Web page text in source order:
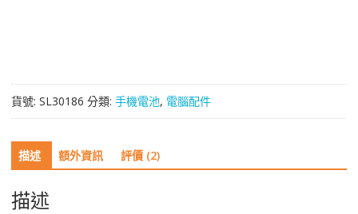
於
GIONEE
W900S
數
量
貨號: SL30186 分類: 手機電池, 電腦配件
描述 額外資訊 評價 (2)
描述